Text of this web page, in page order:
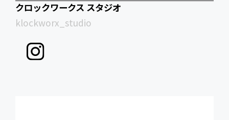
クロックワークス スタジオ
klockworx_studio